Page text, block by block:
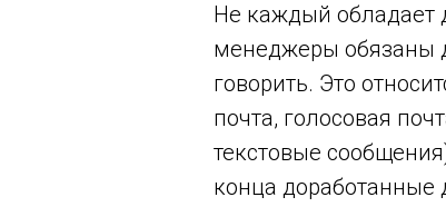
Не каждый обладает
менеджеры обязаны
говорить. Это
почта, голосовая
текстовые
конца доработанные